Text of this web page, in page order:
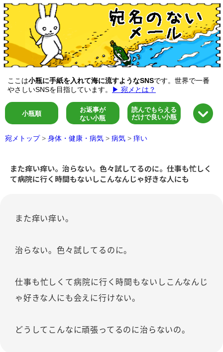
ここは小瓶に手紙を入れて海に流すようなSNSです。世界で一番
やさしいSNSを目指しています。
▶ 宛メとは？
小瓶順
お返事が
ない小瓶
読んでもらえる
だけで良い小瓶
宛メトップ > 身体・健康・病気 > 病気 > 痒い
また痒い痒い。治らない。色々試してるのに。仕事も忙しく
て病院に行く時間もないしこんなんじゃ好きな人にも
また痒い痒い。
治らない。色々試してるのに。
仕事も忙しくて病院に行く時間もないしこんなんじ
ゃ好きな人にも会えに行けない。
どうしてこんなに頑張ってるのに治らないの。